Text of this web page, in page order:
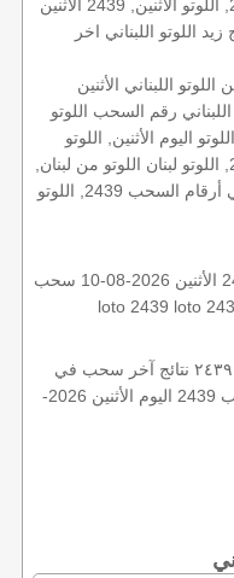
2026-08-10, اللوتو أرقام السحب 2439, اللوتو الأثنين, 2439 الأثنين
اللوتو اللبناني 2439 و نتائج زيد اللوتو اللبناني اخر
اللوتو اللبناني الأثنين
اللبناني رقم السحب اللوتو
اللوتو اليوم اللوتو اليوم الأثنين, اللوتو
اليوم زيد 2439 اللوتو رقم السحب 2439, اللوتو لبنان اللوتو من لبنان,
اللوتو أرقام السحب 1715, اللوتو اللبناني أرقام السحب 2439, اللوتو
نتائج سحب اللوتو اللبناني 2439 الأثنين 2026-08-10 سحب zeed زيد
اللوتو اللبناني اليوم الأثنين ، نتيجة اللوتو ٢٤٣٩ نتائج آخر سحب في
اللوتو اللبناني، أي نتائج اللوتو رقم السحب 2439 اليوم الأثنين 2026-